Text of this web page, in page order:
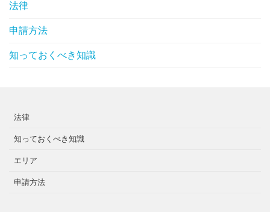
法律
申請方法
知っておくべき知識
法律
知っておくべき知識
エリア
申請方法